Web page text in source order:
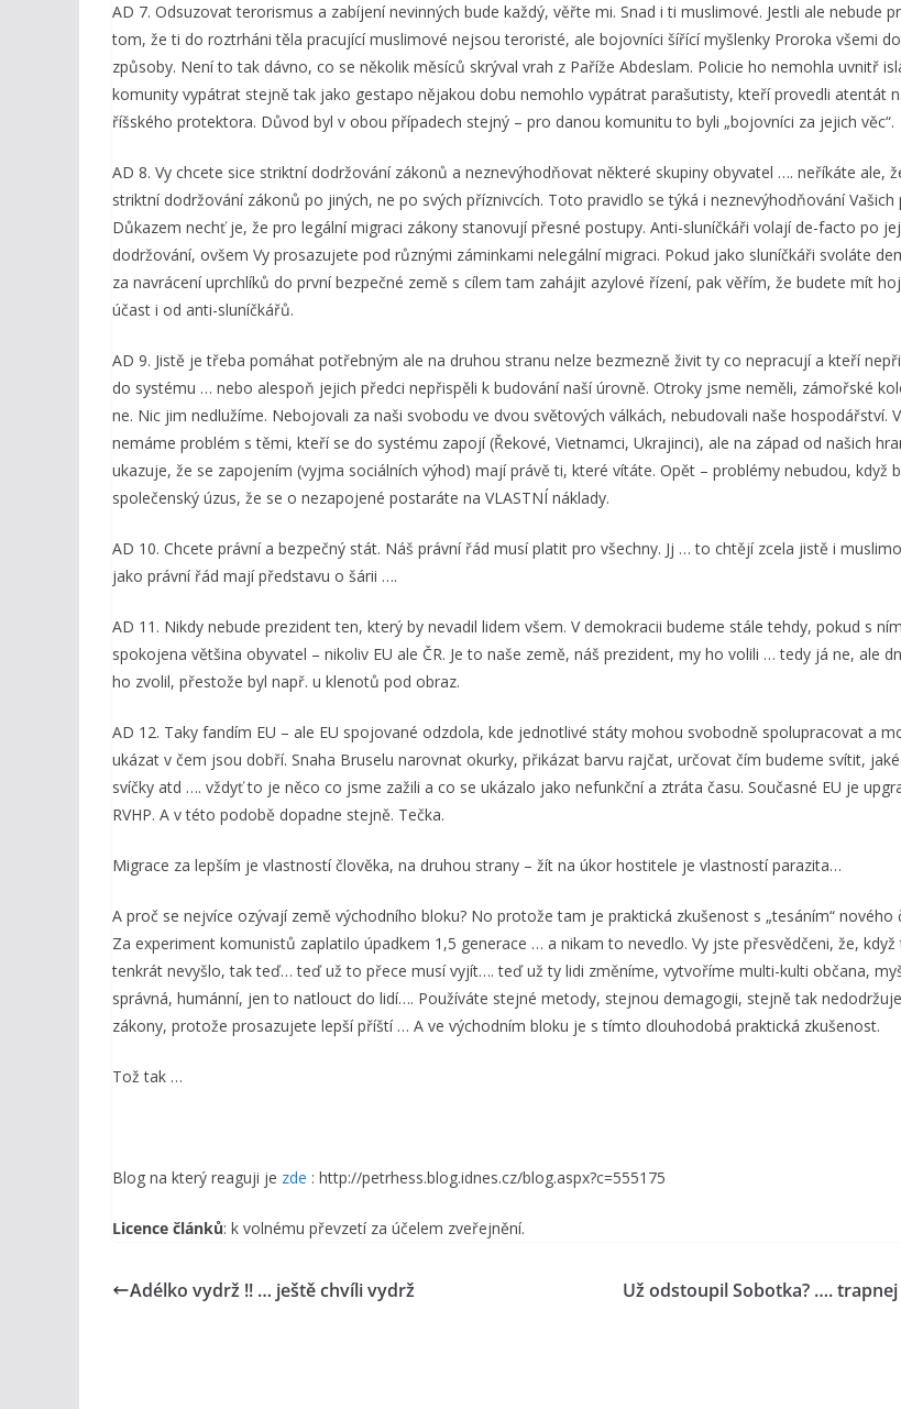
AD 7. Odsuzovat terorismus a zabíjení nevinných bude každý, věřte mi. Snad i ti muslimové. Jestli ale nebude
tom, že ti do roztrháni těla pracující muslimové nejsou teroristé, ale bojovníci šířící myšlenky Proroka všemi
způsoby. Není to tak dávno, co se několik měsíců skrýval vrah z Paříže Abdeslam. Policie ho nemohla uvnitř
komunity vypátrat stejně tak jako gestapo nějakou dobu nemohlo vypátrat parašutisty, kteří provedli atentát
říšského protektora. Důvod byl v obou případech stejný – pro danou komunitu to byli „bojovníci za jejich věc“.
AD 8. Vy chcete sice striktní dodržování zákonů a neznevýhodňovat některé skupiny obyvatel …. neříkáte ale,
striktní dodržování zákonů po jiných, ne po svých příznivcích. Toto pravidlo se týká i neznevýhodňování Vašich
Důkazem nechť je, že pro legální migraci zákony stanovují přesné postupy. Anti-sluníčkáři volají de-facto po
dodržování, ovšem Vy prosazujete pod různými záminkami nelegální migraci. Pokud jako sluníčkáři svoláte
za navrácení uprchlíků do první bezpečné země s cílem tam zahájit azylové řízení, pak věřím, že budete mít
účast i od anti-sluníčkářů.
AD 9. Jistě je třeba pomáhat potřebným ale na druhou stranu nelze bezmezně živit ty co nepracují a kteří
do systému … nebo alespoň jejich předci nepřispěli k budování naší úrovně. Otroky jsme neměli, zámořské
ne. Nic jim nedlužíme. Nebojovali za naši svobodu ve dvou světových válkách, nebudovali naše hospodářství.
nemáme problém s těmi, kteří se do systému zapojí (Řekové, Vietnamci, Ukrajinci), ale na západ od našich
ukazuje, že se zapojením (vyjma sociálních výhod) mají právě ti, které vítáte. Opět – problémy nebudou, když
společenský úzus, že se o nezapojené postaráte na VLASTNÍ náklady.
AD 10. Chcete právní a bezpečný stát. Náš právní řád musí platit pro všechny. Jj … to chtějí zcela jistě i
jako právní řád mají představu o šárii ….
AD 11. Nikdy nebude prezident ten, který by nevadil lidem všem. V demokracii budeme stále tehdy, pokud s
spokojena většina obyvatel – nikoliv EU ale ČR. Je to naše země, náš prezident, my ho volili … tedy já ne, ale
ho zvolil, přestože byl např. u klenotů pod obraz.
AD 12. Taky fandím EU – ale EU spojované odzdola, kde jednotlivé státy mohou svobodně spolupracovat a
ukázat v čem jsou dobří. Snaha Bruselu narovnat okurky, přikázat barvu rajčat, určovat čím budeme svítit,
svíčky atd …. vždyť to je něco co jsme zažili a co se ukázalo jako nefunkční a ztráta času. Současné EU je
RVHP. A v této podobě dopadne stejně. Tečka.
Migrace za lepším je vlastností člověka, na druhou strany – žít na úkor hostitele je vlastností parazita…
A proč se nejvíce ozývají země východního bloku? No protože tam je praktická zkušenost s „tesáním“ nového
Za experiment komunistů zaplatilo úpadkem 1,5 generace … a nikam to nevedlo. Vy jste přesvědčeni, že, když
tenkrát nevyšlo, tak teď… teď už to přece musí vyjít…. teď už ty lidi změníme, vytvoříme multi-kulti občana,
správná, humánní, jen to natlouct do lidí…. Používáte stejné metody, stejnou demagogii, stejně tak
zákony, protože prosazujete lepší příští … A ve východním bloku je s tímto dlouhodobá praktická zkušenost.
Tož tak …
Blog na který reaguji je zde : http://petrhess.blog.idnes.cz/blog.aspx?c=555175
Licence článků: k volnému převzetí za účelem zveřejnění.
Adélko vydrž !! … ještě chvíli vydrž Už odstoupil Sobotka? ….